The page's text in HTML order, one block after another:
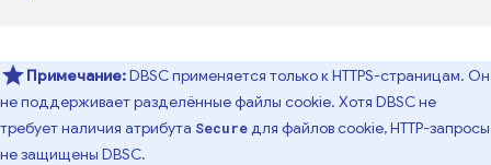
Примечание:DBSC применяется только к HTTPS-страницам. Он
не поддерживает разделённые файлы cookie. Хотя DBSC не
требует наличия атрибута Secureдля файлов cookie, HTTP-запросы
не защищены DBSC.